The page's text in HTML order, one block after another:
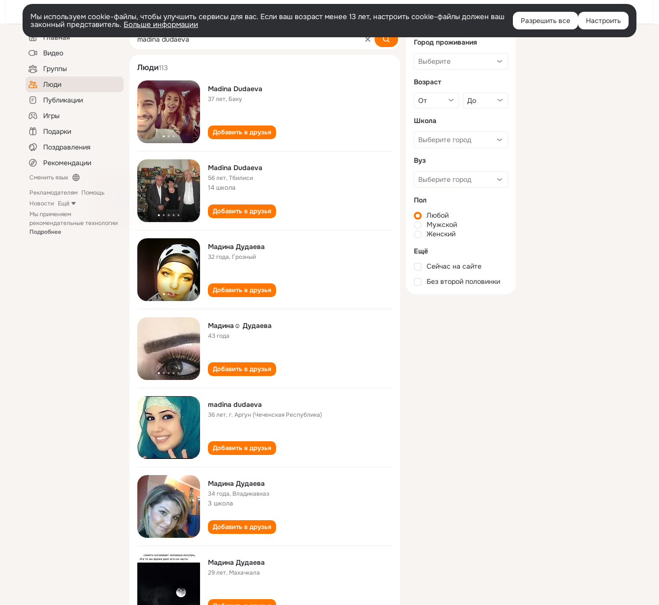
Войти
Мы используем cookie-файлы, чтобы улучшить сервисы для вас. Если ваш возраст менее 13 лет, настроить cookie-файлы должен ваш
законный представитель. Больше информации Разрешить все Настроить
Левая
колонкаГлавная
Видео
Группы
Люди
Публикации
Игры
Подарки
Поздравления
Рекомендации
Сменить язык
Рекламодателям Помощь
Новости Ещё
Мы применяем
рекомендательные технологии
Подробнее
madina dudaeva
Люди113
Madina Dudaeva
37 лет, Баку
Добавить в друзья
Madina Dudaeva
56 лет,Тбилиси
14 школа
Добавить в друзья
Мадина Дудаева
32 года, Грозный
Добавить в друзья
Мадина☺ Дудаева
43 года
Добавить в друзья
madina dudaeva
36 лет,г. Аргун (Чеченская Республика)
Добавить в друзья
Мадина Дудаева
34 года, Владикавказ
3 школа
Добавить в друзья
Мадина Дудаева
29 лет, Махачкала
Город проживания
Возраст
Школа
Вуз
Пол
Любой
Мужской
Женский
Ещё
Сейчас на сайте
Без второй половинки